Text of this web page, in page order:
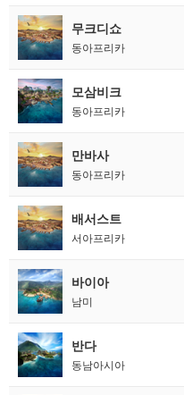
무크디쇼
동아프리카
모삼비크
동아프리카
만바사
동아프리카
배서스트
서아프리카
바이아
남미
반다
동남아시아